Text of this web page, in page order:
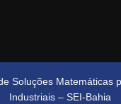
Soluções Matemáticas
Industriais – SEI-Bahia